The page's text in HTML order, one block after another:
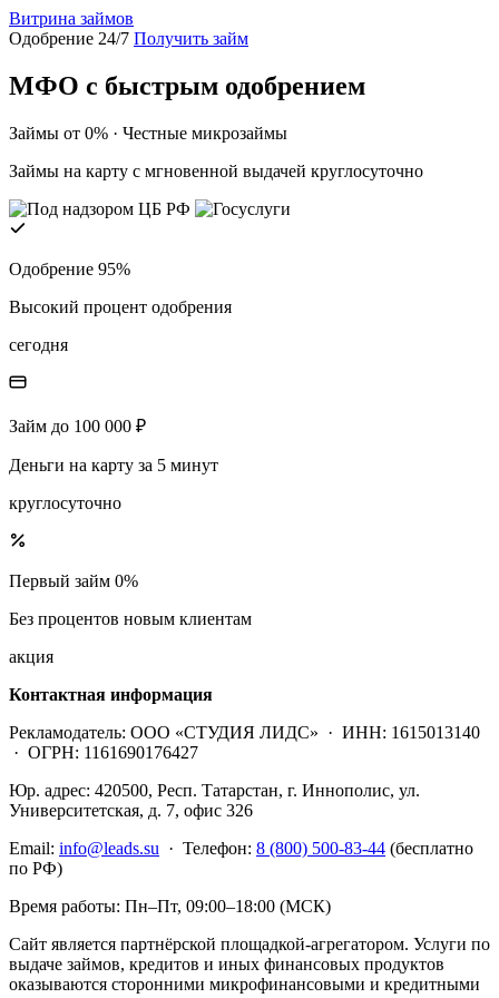
Витрина займов
Одобрение 24/7 Получить займ
МФО с быстрым одобрением
Займы от 0% · Честные микрозаймы
Займы на карту с мгновенной выдачей круглосуточно
Одобрение 95%
Высокий процент одобрения
сегодня
Займ до 100 000 ₽
Деньги на карту за 5 минут
круглосуточно
Первый займ 0%
Без процентов новым клиентам
акция
Контактная информация
Рекламодатель: ООО «СТУДИЯ ЛИДС» · ИНН: 1615013140
· ОГРН: 1161690176427
Юр. адрес: 420500, Респ. Татарстан, г. Иннополис, ул.
Университетская, д. 7, офис 326
Email: info@leads.su · Телефон: 8 (800) 500-83-44 (бесплатно
по РФ)
Время работы: Пн–Пт, 09:00–18:00 (МСК)
Сайт является партнёрской площадкой-агрегатором. Услуги по
выдаче займов, кредитов и иных финансовых продуктов
оказываются сторонними микрофинансовыми и кредитными